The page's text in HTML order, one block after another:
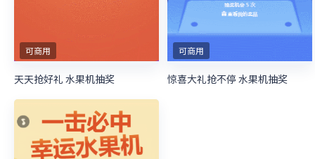
可商用
天天抢好礼 水果机抽奖
可商用
惊喜大礼抢不停 水果机抽奖